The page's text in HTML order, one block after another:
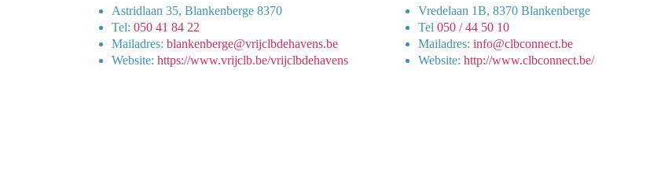
Astridlaan 35, Blankenberge 8370
Tel: 050 41 84 22
Mailadres: blankenberge@vrijclbdehavens.be
Website: https://www.vrijclb.be/vrijclbdehavens
Vredelaan 1B, 8370 Blankenberge
Tel 050 / 44 50 10
Mailadres: info@clbconnect.be
Website: http://www.clbconnect.be/